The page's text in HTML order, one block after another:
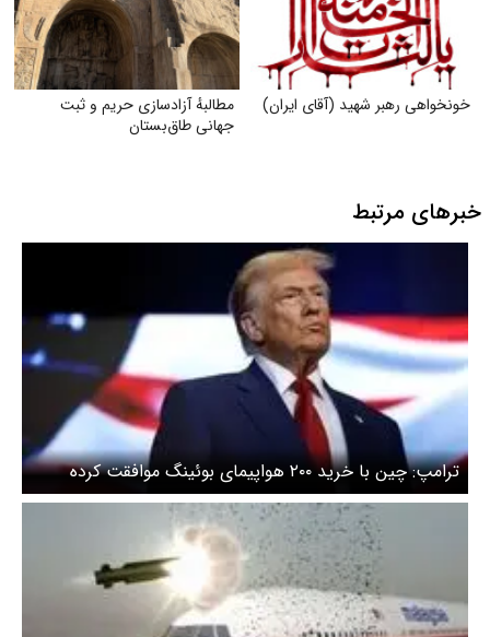
خونخواهی رهبر شهید (آقای ایران)
مطالبهٔ آزادسازی حریم و ثبت
جهانی طاق‌بستان
خبرهای مرتبط
ترامپ: چین با خرید ۲۰۰ هواپیمای بوئینگ موافقت کرده